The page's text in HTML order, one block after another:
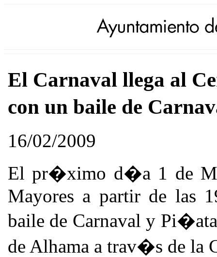
El Carnaval llega al
con un baile de
16/02/2009
El pr�ximo d�a 1 de
Mayores a partir de las
baile de Carnaval y
de Alhama a trav�s de la